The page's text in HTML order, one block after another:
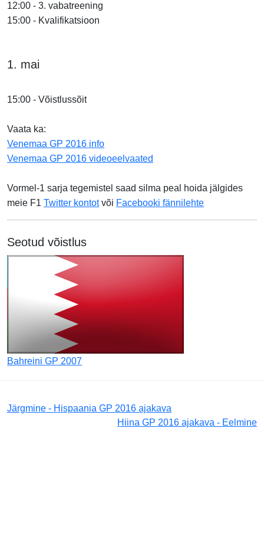
12:00 - 3. vabatreening
15:00 - Kvalifikatsioon
1. mai
15:00 - Võistlussõit
Vaata ka:
Venemaa GP 2016 info
Venemaa GP 2016 videoeelvaated
Vormel-1 sarja tegemistel saad silma peal hoida jälgides
meie F1 Twitter kontotvõi Facebooki fännilehte
Seotud võistlus
Bahreini GP 2007
Järgmine - Hispaania GP 2016 ajakava
Hiina GP 2016 ajakava - Eelmine